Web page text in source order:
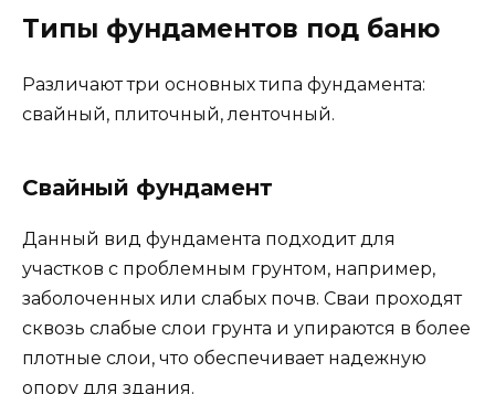
Типы фундаментов под баню
Различают три основных типа фундамента:
свайный, плиточный, ленточный.
Свайный фундамент
Данный вид фундамента подходит для
участков с проблемным грунтом, например,
заболоченных или слабых почв. Сваи проходят
сквозь слабые слои грунта и упираются в более
плотные слои, что обеспечивает надежную
опору для здания.